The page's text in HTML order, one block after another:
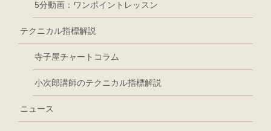
5分動画：ワンポイントレッスン
テクニカル指標解説
寺子屋チャートコラム
小次郎講師のテクニカル指標解説
ニュース